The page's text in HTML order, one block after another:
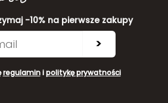
-10% na pierwsze zakupy
>
regulaminipolitykę prywatności